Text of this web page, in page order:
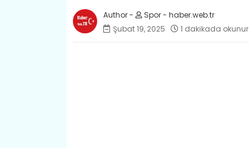
Spor - haber.web.tr
Şubat 19, 2025
1 dakikada okunur